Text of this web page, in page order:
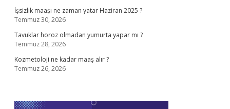
İşsizlik maaşı ne zaman yatar Haziran 2025 ?
Temmuz 30, 2026
Tavuklar horoz olmadan yumurta yapar mı ?
Temmuz 28, 2026
Kozmetoloji ne kadar maaş alır ?
Temmuz 26, 2026